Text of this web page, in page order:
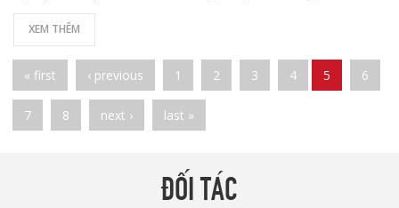
XEM THÊM
Pages
« first ‹ previous 1 2 3 4 5 6
7 8 next › last »
ĐỐI TÁC